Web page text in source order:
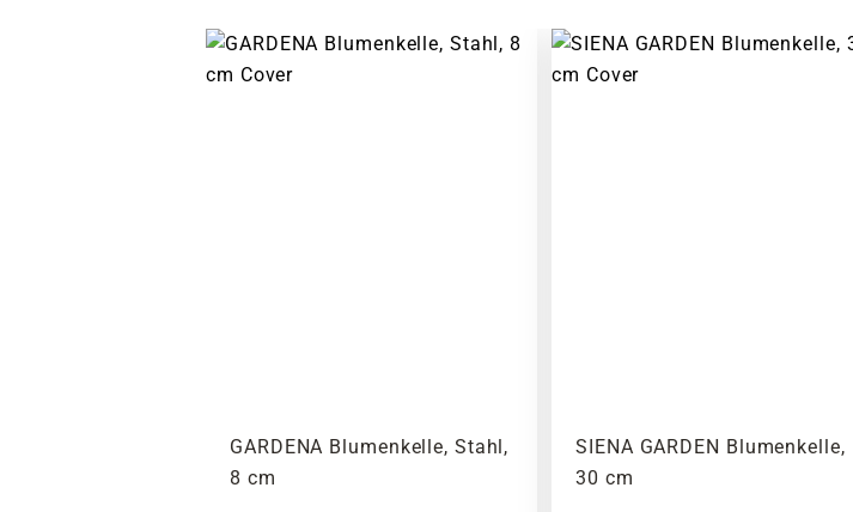
GARDENA Blumenkelle, Stahl,
8 cm
SIENA GARDEN Blumenkelle,
30 cm